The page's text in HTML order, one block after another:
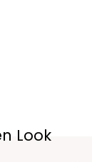
Look